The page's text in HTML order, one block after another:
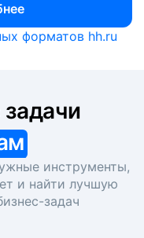
форматов hh.ru
инструменты,
и найти лучшую
задач